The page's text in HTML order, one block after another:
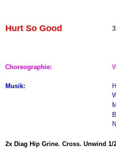
Hurt So Good
Choreographie:
Musik:
2x Diag Hip Grine. Cross. Unwind 1/